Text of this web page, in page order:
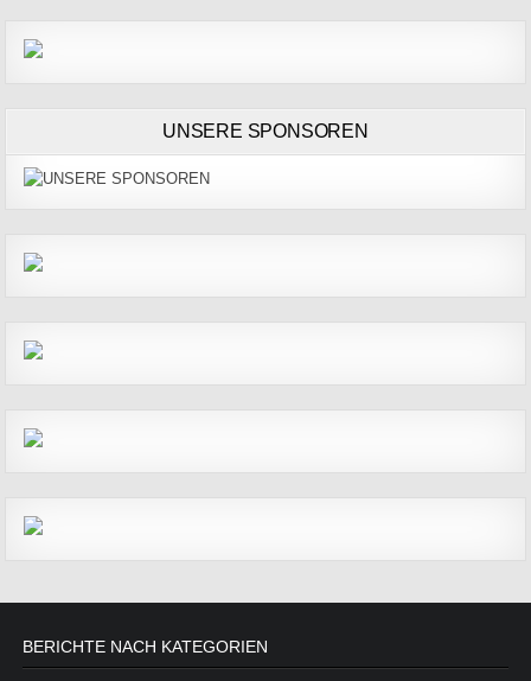
UNSERE SPONSOREN
BERICHTE NACH KATEGORIEN